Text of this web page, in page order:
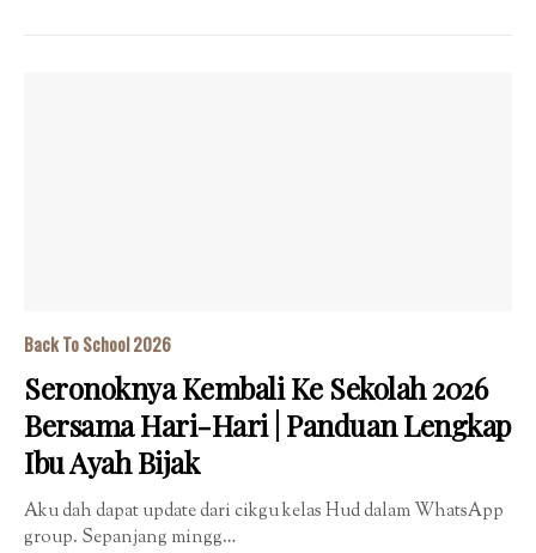
Back To School 2026
Seronoknya Kembali Ke Sekolah 2026
Bersama Hari-Hari | Panduan Lengkap
Ibu Ayah Bijak
Aku dah dapat update dari cikgu kelas Hud dalam WhatsApp
group. Sepanjang mingg…